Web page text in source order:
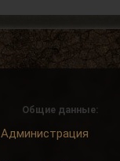
Общие данные:
Администрация